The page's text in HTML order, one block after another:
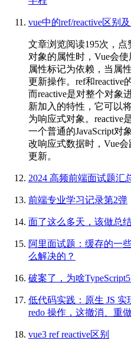
vue中的ref/reactive区别
文章浏览阅读195次，
对象的属性时，Vue会
属性标记为依赖，当属
更新操作。ref和reactive
而reactive是对整个对象
新加入的特性，它可以
为响应式对象。reactive
一个普通的JavaScript对
改响应式数据时，Vue
更新。
2024 高频前端面试题汇
前端专业学习记录第2弹
面了这么多天，该做总
阿里面试题：缓存的一
么解决的？
破案了，为啥
低代码实践：原生 JS 实
redo 操作，这撤消、重
vue3 ref reactive区别